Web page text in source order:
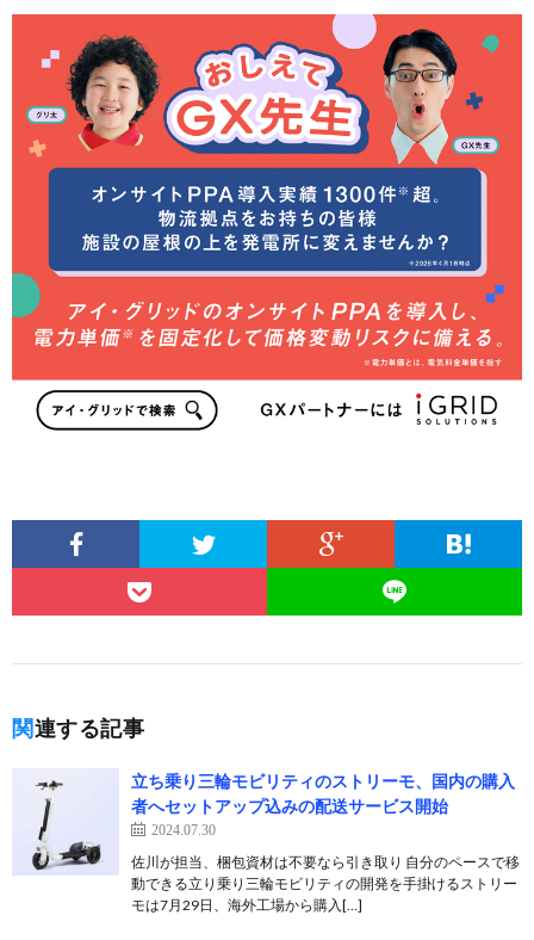
関連する記事
立ち乗り三輪モビリティのストリーモ、国内の購入
者へセットアップ込みの配送サービス開始
2024.07.30
佐川が担当、梱包資材は不要なら引き取り 自分のペースで移
動できる立り乗り三輪モビリティの開発を手掛けるストリー
モは7月29日、海外工場から購入[…]